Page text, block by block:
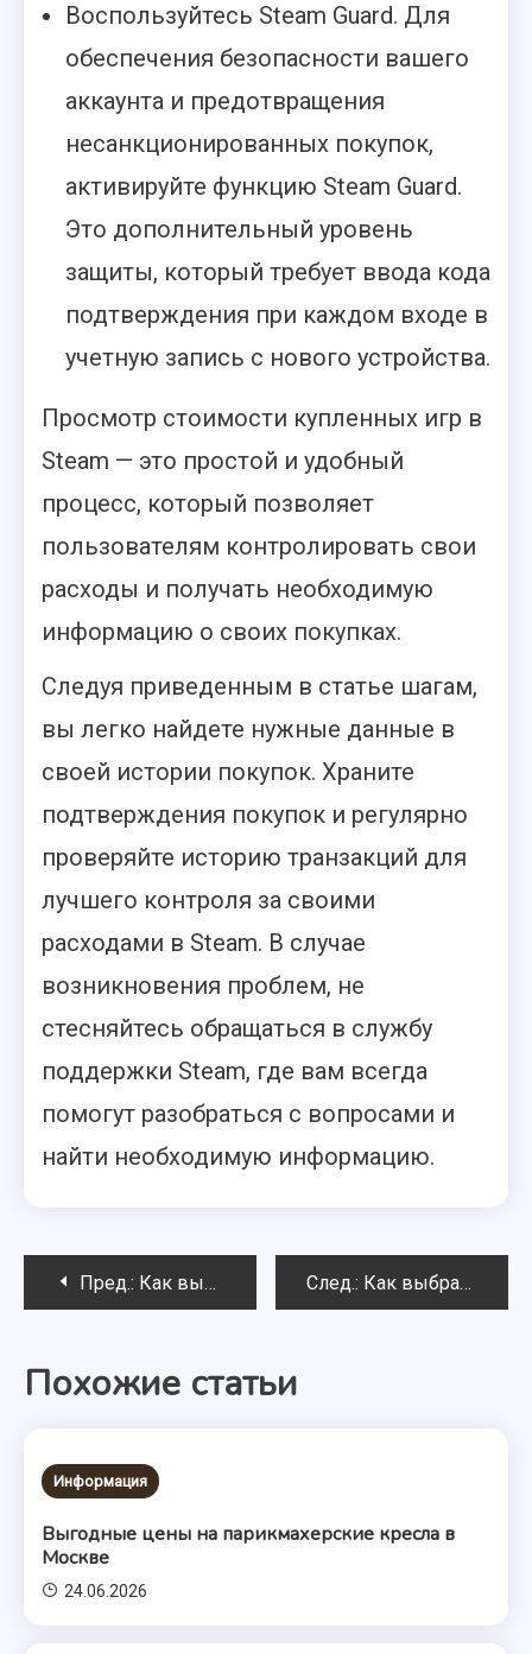
Воспользуйтесь Steam Guard. Для
обеспечения безопасности вашего
аккаунта и предотвращения
несанкционированных покупок,
активируйте функцию Steam Guard.
Это дополнительный уровень
защиты, который требует ввода кода
подтверждения при каждом входе в
учетную запись с нового устройства.
Просмотр стоимости купленных игр в
Steam — это простой и удобный
процесс, который позволяет
пользователям контролировать свои
расходы и получать необходимую
информацию о своих покупках.
Следуя приведенным в статье шагам,
вы легко найдете нужные данные в
своей истории покупок. Храните
подтверждения покупок и регулярно
проверяйте историю транзакций для
лучшего контроля за своими
расходами в Steam. В случае
возникновения проблем, не
стесняйтесь обращаться в службу
поддержки Steam, где вам всегда
помогут разобраться с вопросами и
найти необходимую информацию.
Навигация
записям
Пред.: Как выбрать подходящие курсы по бухгалтерскому учёту След.: Как выбрать антенну КВ: руководство для радиолюбителей
Похожие статьи
Информация
Выгодные цены на парикмахерские кресла в
Москве
24.06.2026